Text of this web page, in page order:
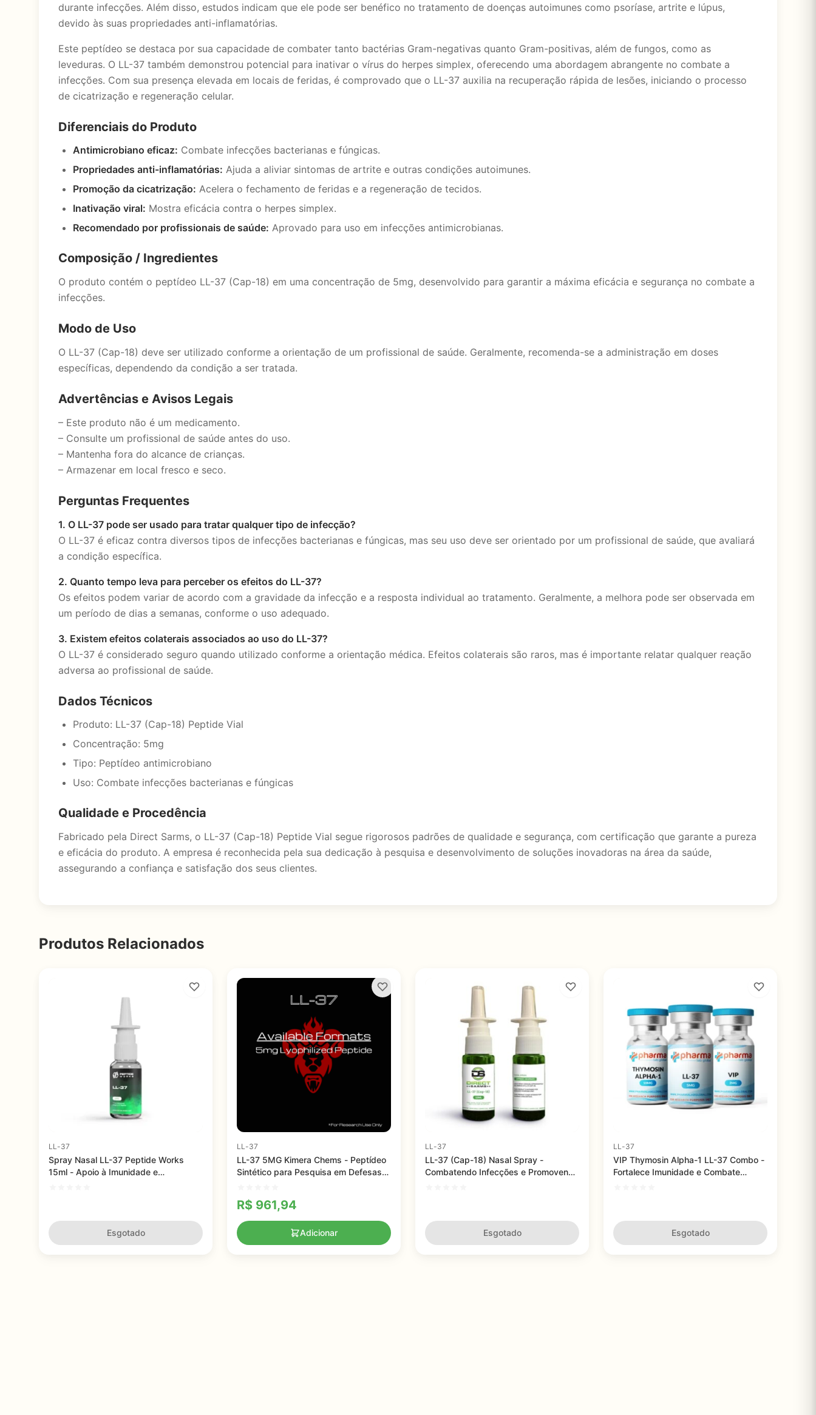
durante infecções. Além disso, estudos indicam que ele pode ser benéfico no tratamento de doenças autoimunes como psoríase, artrite e lúpus,
devido às suas propriedades anti-inflamatórias.
Este peptídeo se destaca por sua capacidade de combater tanto bactérias Gram-negativas quanto Gram-positivas, além de fungos, como as
leveduras. O LL-37 também demonstrou potencial para inativar o vírus do herpes simplex, oferecendo uma abordagem abrangente no combate a
infecções. Com sua presença elevada em locais de feridas, é comprovado que o LL-37 auxilia na recuperação rápida de lesões, iniciando o processo
de cicatrização e regeneração celular.
Diferenciais do Produto
Antimicrobiano eficaz: Combate infecções bacterianas e fúngicas.
Propriedades anti-inflamatórias: Ajuda a aliviar sintomas de artrite e outras condições autoimunes.
Promoção da cicatrização: Acelera o fechamento de feridas e a regeneração de tecidos.
Inativação viral: Mostra eficácia contra o herpes simplex.
Recomendado por profissionais de saúde: Aprovado para uso em infecções antimicrobianas.
Composição / Ingredientes
O produto contém o peptídeo LL-37 (Cap-18) em uma concentração de 5mg, desenvolvido para garantir a máxima eficácia e segurança no combate a
infecções.
Modo de Uso
O LL-37 (Cap-18) deve ser utilizado conforme a orientação de um profissional de saúde. Geralmente, recomenda-se a administração em doses
específicas, dependendo da condição a ser tratada.
Advertências e Avisos Legais
– Este produto não é um medicamento.
– Consulte um profissional de saúde antes do uso.
– Mantenha fora do alcance de crianças.
– Armazenar em local fresco e seco.
Perguntas Frequentes
1. O LL-37 pode ser usado para tratar qualquer tipo de infecção?
O LL-37 é eficaz contra diversos tipos de infecções bacterianas e fúngicas, mas seu uso deve ser orientado por um profissional de saúde, que avaliará
a condição específica.
2. Quanto tempo leva para perceber os efeitos do LL-37?
Os efeitos podem variar de acordo com a gravidade da infecção e a resposta individual ao tratamento. Geralmente, a melhora pode ser observada em
um período de dias a semanas, conforme o uso adequado.
3. Existem efeitos colaterais associados ao uso do LL-37?
O LL-37 é considerado seguro quando utilizado conforme a orientação médica. Efeitos colaterais são raros, mas é importante relatar qualquer reação
adversa ao profissional de saúde.
Dados Técnicos
Produto: LL-37 (Cap-18) Peptide Vial
Concentração: 5mg
Tipo: Peptídeo antimicrobiano
Uso: Combate infecções bacterianas e fúngicas
Qualidade e Procedência
Fabricado pela Direct Sarms, o LL-37 (Cap-18) Peptide Vial segue rigorosos padrões de qualidade e segurança, com certificação que garante a pureza
e eficácia do produto. A empresa é reconhecida pela sua dedicação à pesquisa e desenvolvimento de soluções inovadoras na área da saúde,
assegurando a confiança e satisfação dos seus clientes.
Produtos Relacionados
LL-37
Spray Nasal LL-37 Peptide Works
15ml - Apoio à Imunidade e
Esgotado
LL-37
LL-37 5MG Kimera Chems - Peptídeo
Sintético para Pesquisa em Defesas
R$ 961,94
Adicionar
LL-37
LL-37 (Cap-18) Nasal Spray -
Combatendo Infecções e Promovendo
Esgotado
LL-37
VIP Thymosin Alpha-1 LL-37 Combo -
Fortalece Imunidade e Combate
Esgotado